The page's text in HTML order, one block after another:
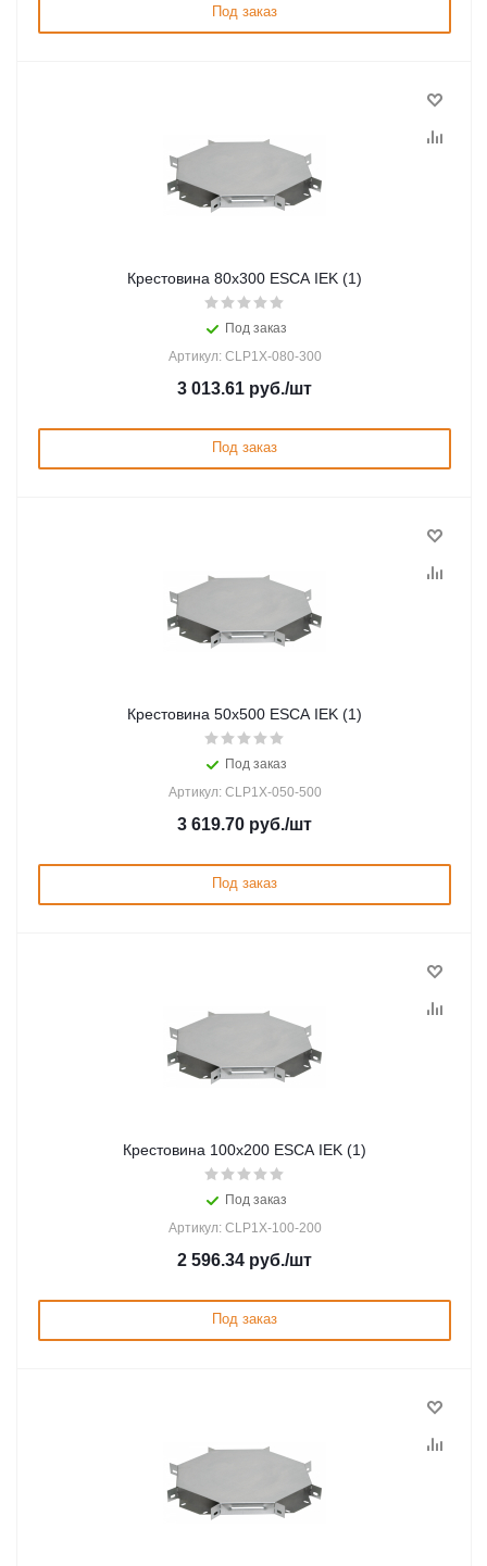
Под заказ
Крестовина 80х300 ESCA IEK (1)
Под заказ
Артикул: CLP1X-080-300
3 013.61 руб./шт
Под заказ
Крестовина 50х500 ESCA IEK (1)
Под заказ
Артикул: CLP1X-050-500
3 619.70 руб./шт
Под заказ
Крестовина 100х200 ESCA IEK (1)
Под заказ
Артикул: CLP1X-100-200
2 596.34 руб./шт
Под заказ